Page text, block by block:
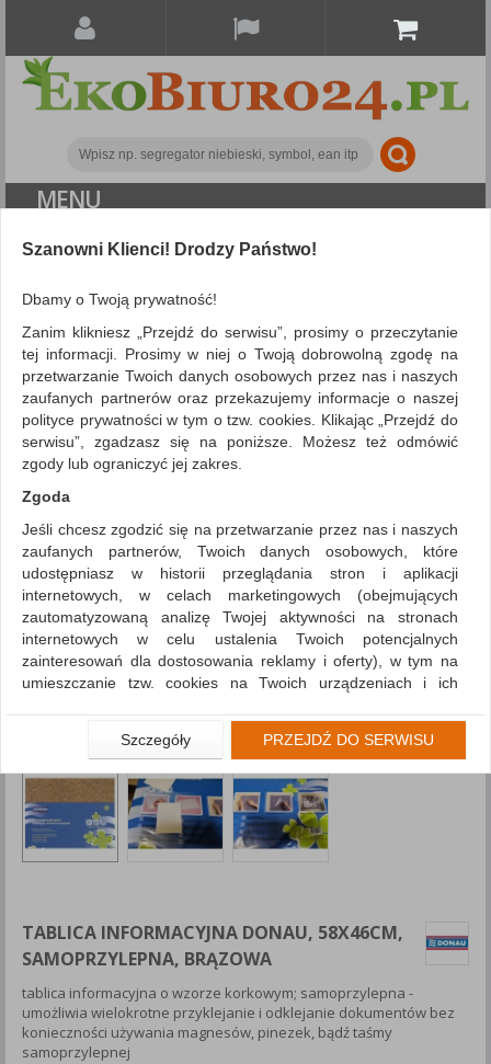
MENU
Prezentacja Tablice
Tablica informacyjna
TABLICA INFORMACYJNA DONAU, 58X46CM,
SAMOPRZYLEPNA, BRĄZOWA
tablica informacyjna o wzorze korkowym; samoprzylepna -
umożliwia wielokrotne przyklejanie i odklejanie dokumentów bez
konieczności używania magnesów, pinezek, bądź taśmy
samoprzylepnej
Szanowni Klienci! Drodzy Państwo!
Dbamy o Twoją prywatność!
Zanim klikniesz „Przejdź do serwisu”, prosimy o przeczytanie
tej informacji. Prosimy w niej o Twoją dobrowolną zgodę na
przetwarzanie Twoich danych osobowych przez nas i naszych
zaufanych partnerów oraz przekazujemy informacje o naszej
polityce prywatności w tym o tzw. cookies. Klikając „Przejdź do
serwisu”, zgadzasz się na poniższe. Możesz też odmówić
zgody lub ograniczyć jej zakres.
Zgoda
Jeśli chcesz zgodzić się na przetwarzanie przez nas i naszych
zaufanych partnerów, Twoich danych osobowych, które
udostępniasz w historii przeglądania stron i aplikacji
internetowych, w celach marketingowych (obejmujących
zautomatyzowaną analizę Twojej aktywności na stronach
internetowych w celu ustalenia Twoich potencjalnych
zainteresowań dla dostosowania reklamy i oferty), w tym na
umieszczanie tzw. cookies na Twoich urządzeniach i ich
Jeśli nie chcesz wyrazić zgody lub ograniczyć jej zakres, kliknij
„Szczegóły”, gdzie znajdziesz wszelkie informacje o tym jak to
zrobić . Te same informacje znajdziesz także na podstronie z
naszą polityką prywatności obowiązującą od 25 maja 2018.
W przypadku użytkowników zalogowanych, aby umożliwić
prawidłową realizację Umowy z Państwem i związane z tym
wyświetlenie Państwu prawidłowych informacji o promocjach
czy cenach indywidualnych, ważna jest Państwa wcześniejsza
zgoda której udzieliliście podczas zakładania konta.
Każda Państwa zgoda jest dobrowolna i można ją w dowolnym
momencie wycofać.
Polityka prywatności (rozwiń)
Szczegóły PRZEJDŹ DO SERWISU